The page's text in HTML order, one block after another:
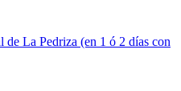
de La Pedriza (en 1 ó 2 días con